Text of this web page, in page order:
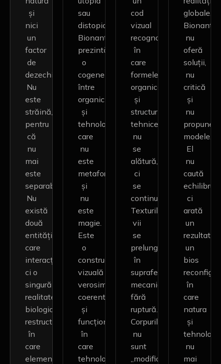
și
nici
un
factor
de
dezechilibru.
Nu
este
străină,
pentru
că
nu
mai
este
separabilă.
Nu
există
două
entități
care
interacționează,
ci o
singură
realitate
biologică
restructurată,
în
care
elementele
sau
distopia,
Bionantismul
prezintă
o
cogeneză
între
organic
și
tehnologic
care
nu
este
metaforă
și
nu
este
magie.
Este
o
construcție
vizuală
verosimilă,
coerentă
și
funcțională,
în
care
tehnologia
cod
vizual
recognoscibil,
în
care
formele
organice
și
structurile
tehnice
nu
se
alătură,
ci
se
continuă.
Texturile
vii
se
prelungesc
în
suprafețe
mecanice
fără
ruptură.
Corpurile
nu
sunt
„modificate”
globale.
nu
oferă
soluții,
nu
critică
și
nu
propune
modele.
El
nu
caută
echilibru,
ci
arată
un
rezultat:
un
bios
în
care
natura
și
nu
mai